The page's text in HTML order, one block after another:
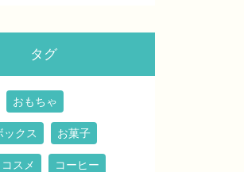
タグ
おもちゃ
ックス お菓子
コスメ コーヒー